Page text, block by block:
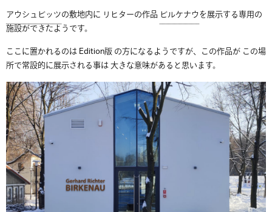
アウシュビッツの敷地内に リヒターの作品 ビルケナウを展示する専用の
施設ができたようです。
ここに置かれるのは Edition版 の方になるようですが、この作品が この場
所で常設的に展示される事は 大きな意味があると思います。